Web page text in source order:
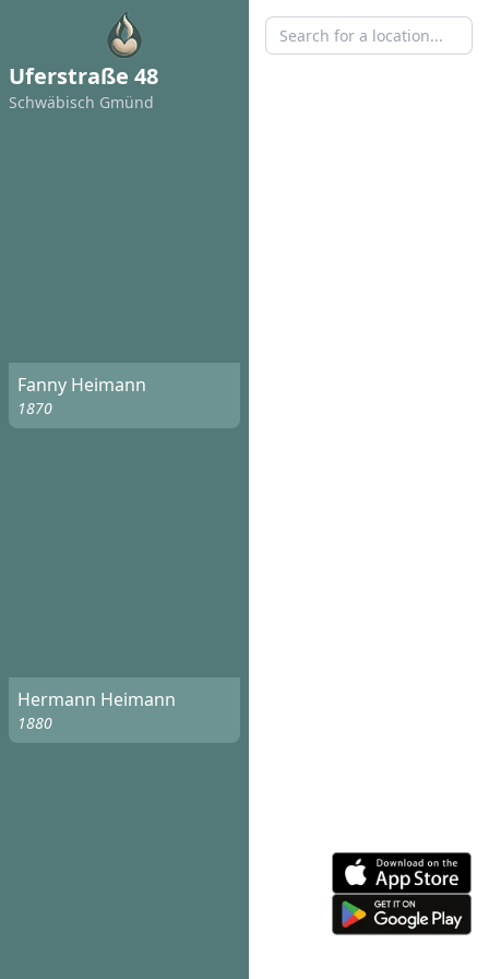
Uferstraße 48
Schwäbisch Gmünd
Fanny Heimann
1870
Hermann Heimann
1880